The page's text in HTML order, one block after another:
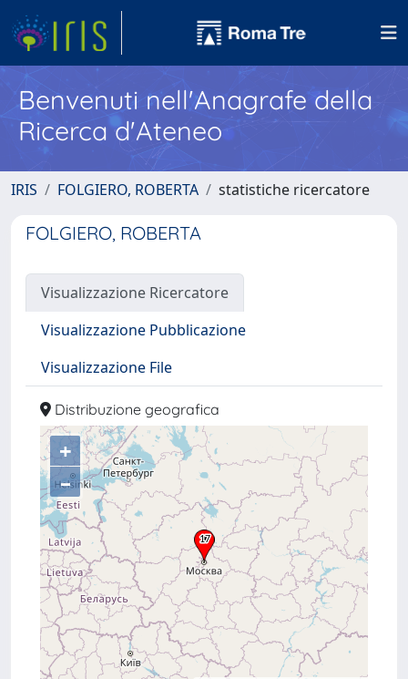
Benvenuti nell'Anagrafe della
Ricerca d'Ateneo
IRIS FOLGIERO, ROBERTA statistiche ricercatore
FOLGIERO, ROBERTA
Visualizzazione Ricercatore
Visualizzazione Pubblicazione
Visualizzazione File
Distribuzione geografica
+
–